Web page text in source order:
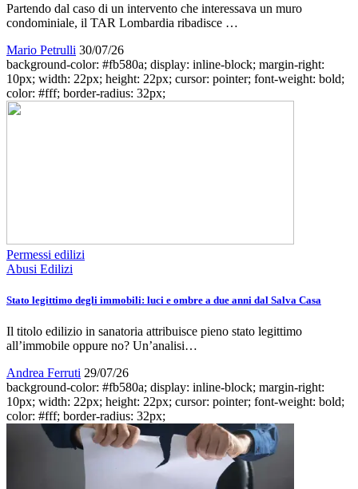
Partendo dal caso di un intervento che interessava un muro
condominiale, il TAR Lombardia ribadisce …
Mario Petrulli 30/07/26
background-color: #fb580a; display: inline-block; margin-right:
10px; width: 22px; height: 22px; cursor: pointer; font-weight: bold;
color: #fff; border-radius: 32px;
Permessi edilizi
Abusi Edilizi
Stato legittimo degli immobili: luci e ombre a due anni dal Salva Casa
Il titolo edilizio in sanatoria attribuisce pieno stato legittimo
all’immobile oppure no? Un’analisi…
Andrea Ferruti 29/07/26
background-color: #fb580a; display: inline-block; margin-right:
10px; width: 22px; height: 22px; cursor: pointer; font-weight: bold;
color: #fff; border-radius: 32px;